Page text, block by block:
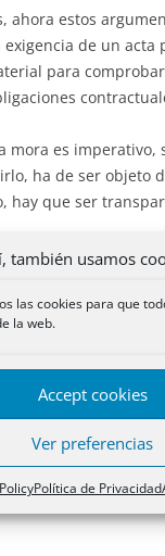
también usamos
las cookies para que
la web.
Accept cookies
Ver preferencias
Política de Privacidad
ahora estos
exigencia de un acta
para
mora es imperativo,
ha de ser objeto
hay que ser
bilateral el
si no ha cumplido o
sus
sea importante, no
ya sabemos que
1308 CC, letra o)
.